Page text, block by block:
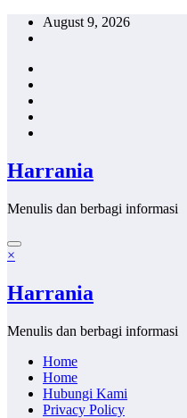
Skip
August 9, 2026
Harrania
Menulis dan berbagi informasi
×
Harrania
Menulis dan berbagi informasi
Home
Home
Hubungi Kami
Privacy Policy